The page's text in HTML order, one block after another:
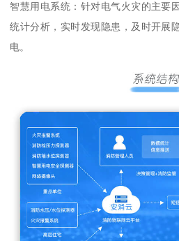
智慧用电系统：针对电气火灾的主要
统计分析，实时发现隐患，及时开展
电。